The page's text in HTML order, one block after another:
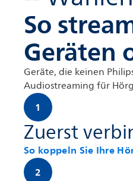
So
Geräten
Geräte, die keinen
Audiostreaming für
1
Zuerst
So koppeln Sie Ihre
2